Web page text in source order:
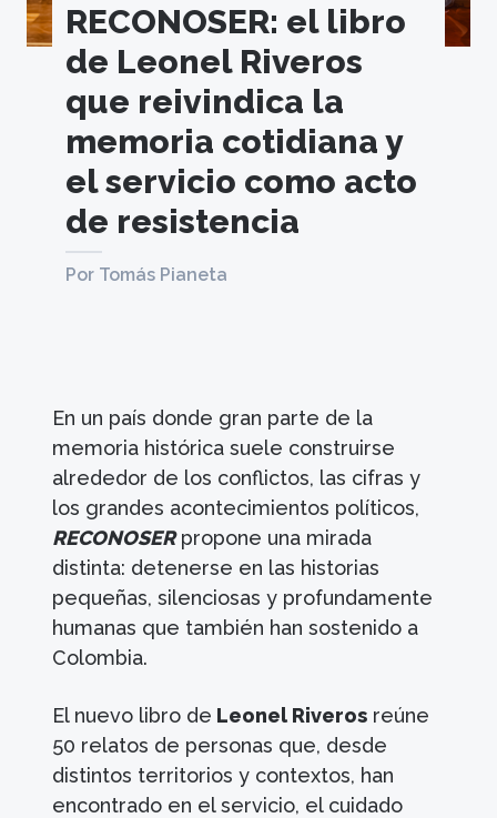
RECONOSER: el libro
de Leonel Riveros
que reivindica la
memoria cotidiana y
el servicio como acto
de resistencia
Por Tomás Pianeta
En un país donde gran parte de la
memoria histórica suele construirse
alrededor de los conflictos, las cifras y
los grandes acontecimientos políticos,
RECONOSERpropone una mirada
distinta: detenerse en las historias
pequeñas, silenciosas y profundamente
humanas que también han sostenido a
Colombia.
El nuevo libro de Leonel Riveros reúne
50 relatos de personas que, desde
distintos territorios y contextos, han
encontrado en el servicio, el cuidado